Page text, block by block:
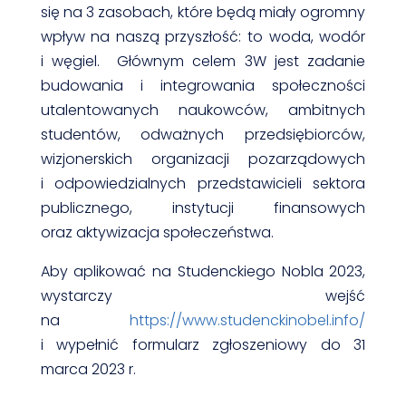
się na 3 zasobach, które będą miały ogromny
wpływ na naszą przyszłość: to woda, wodór
i węgiel. Głównym celem 3W jest zadanie
budowania i integrowania społeczności
utalentowanych naukowców, ambitnych
studentów, odważnych przedsiębiorców,
wizjonerskich organizacji pozarządowych
i odpowiedzialnych przedstawicieli sektora
publicznego, instytucji finansowych
oraz aktywizacja społeczeństwa.
Aby aplikować na Studenckiego Nobla 2023,
wystarczy wejść
nahttps://www.studenckinobel.info/
i wypełnić formularz zgłoszeniowy do 31
marca 2023 r.